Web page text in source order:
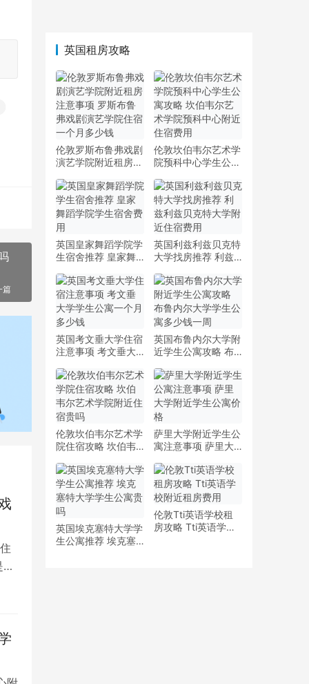
篇
英国租房攻略
伦敦罗斯布鲁弗戏剧
演艺学院附近租房注
戏剧演艺学院住宿一
个月多少钱
伦敦坎伯韦尔艺术学
院预科中心学生公寓
学院预科中心附近住
宿费用
英国皇家舞蹈学院学
生宿舍推荐 皇家舞
英国利兹利兹贝克特
大学找房推荐 利兹
住宿费用
英国考文垂大学住宿
注意事项 考文垂大
少钱
英国布鲁内尔大学附
近学生公寓攻略 布
多少钱一周
伦敦坎伯韦尔艺术学
院住宿攻略 坎伯韦
贵吗
萨里大学附近学生公
寓注意事项 萨里大
英国埃克塞特大学学
生公寓推荐 埃克塞
伦敦Tti英语学校租
房攻略 Tti英语学校